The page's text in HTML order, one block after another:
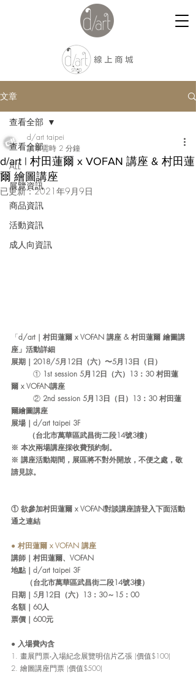
文章
查看全部
ALL
展覽資訊
商品資訊
活動資訊
成人向資訊
查看全部
d/art | 村田蓮爾 x VOFAN 講座 & 村田蓮
爾 繪圖講座
d/art taipei
讀畢需時 2 分鐘
已更新：2021年9月9日
「d/art | 村田蓮爾 x VOFAN 講座 & 村田蓮爾 繪圖講
座」活動詳細
展期｜2018/5月12日（六）〜5月13日（日）
① 1st session 5月12日（六）13：30 村田蓮
爾 x VOFAN講座
② 2nd session 5月13日（日）13：30 村田蓮
爾繪圖講座
展場 ｜ d/art taipei 3F
（台北市萬華區武昌街二段14號3樓）
※ 本次兩場講座採收費預約制。
※ 講座活動期間，展區將不對外開放，不便之處，敬
請見諒。
① 欲參加村田蓮爾 x VOFAN對談講座請登入下面活動
通之連結
● 村田蓮爾 x VOFAN 講座
講師 ｜ 村田蓮爾、VOFAN
地點 ｜ d/art taipei 3F
（台北市萬華區武昌街二段14號3樓）
日期 ｜ 5月12日（六）13：30～15：00
名額 ｜ 60人
票價 ｜ 600元
● 入場費內含
1. 畫展門票‧入場紀念展覽明信片乙張 (價值$100)
2. 繪圖講座門票 (價值$500)